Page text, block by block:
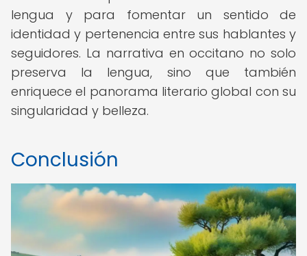
lengua y para fomentar un sentido de
identidad y pertenencia entre sus hablantes y
seguidores. La narrativa en occitano no solo
preserva la lengua, sino que también
enriquece el panorama literario global con su
singularidad y belleza.
Conclusión